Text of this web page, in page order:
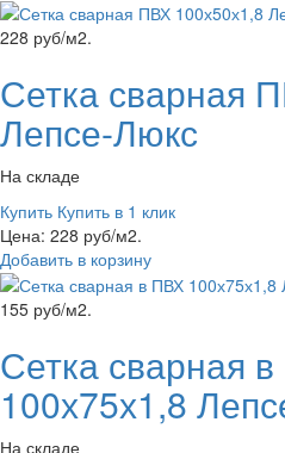
228 руб/м2.
Сетка сварная
Лепсе-Люкс
На складе
Купить Купить в 1 клик
Цена: 228 руб/м2.
Добавить в корзину
155 руб/м2.
Сетка сварная
100х75х1,8
На складе